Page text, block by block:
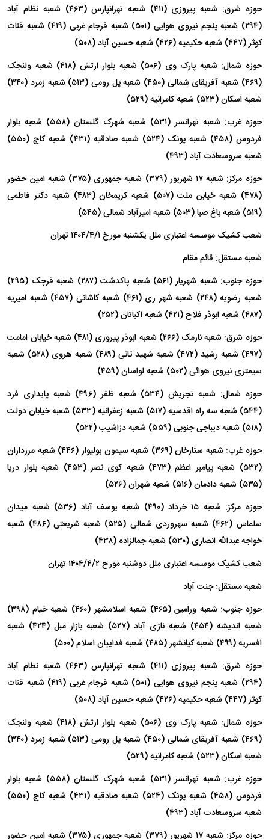
حوزه شرق: شعبه پیروزی (۴۱۱) شعبه تهرانپارس (۴۶۳) شعبه نظام آباد
(۲۹۴) شعبه پنجم نیروی هوایی (۵۰۱) شعبه فرجام غربی (۴۱۹) شعبه قنات
کوثر (۴۴۷) شعبه حکیمیه (۴۲۶) شعبه حسین آباد (۵۰۸)
حوزه شمال: شعبه پارک وی (۵۰۶) شعبه بلوار ارتش (۴۱۸) شعبه ولنجک
(۴۶۹) شعبه آفریقای شمالی (۴۵۰) شعبه پل رومی (۵۱۳) شعبه زمرد (۳۴۰)
شعبه اسکان (۵۲۳) شعبه کامرانیه (۵۲۹)
حوزه غرب: شعبه تهرانسر (۵۳۱) شعبه شهرک گلستان (۵۵۸) شعبه بلوار
فردوس (۴۵۸) شعبه پونک (۵۲۴) شعبه صادقیه (۴۳۱) شعبه کاج (۵۵۰)
شعبه سروسعادت آباد (۴۹۳)
حوزه مرکز: شعبه ۱۷ شهریور (۳۷۹) شعبه جمهوری (۳۷۵) شعبه امین حضور
(۴۷۸) شعبه خیابن ملت (۵۰۷) شعبه کریمخان (۴۸۳) شعبه دکتر فاطمی
(۵۱۹) شعبه باغ صبا (۵۰۳) شعبه امیرآباد شمالی (۵۴۵)
شعب کشیک موسسه اعتباری ملل یکشنبه مورخ ۱۴۰۴/۴/۱ تهران
شعبه مستقل: قائم مقام
حوزه جنوب: شعبه شهریار (۵۶۱) شعبه پاکدشت (۲۸۷) شعبه قرچک (۲۹۵)
شعبه رضویه (۲۴۸) شعبه شهر ری (۴۶۱) شعبه کاشانی (۴۵۷) شعبه امیریه
(۴۸۷) شعبه ابوذر فلاح (۴۲۱) شعبه اکباتان (۲۵۲)
حوزه شرق: شعبه نارمک (۲۶۶) شعبه ابوذر پیروزی (۴۸۱) شعبه خیابان امامت
(۴۹۷) شعبه رشید (۴۷۲) شعبه شهید ثانی (۴۸۹) شعبه هروی (۵۲۸) شعبه
سیمتری نیروی هوائی (۵۰۲) شعبه لواسان (۴۵۹)
حوزه شمال: شعبه تجریش (۵۳۴) شعبه ظفر (۴۹۶) شعبه پایداری فرد
(۵۴۴) شعبه سه راه اقدسیه (۵۱۷) شعبه زعفرانیه (۵۳۳) شعبه خیابان دولت
(۵۱۸) شعبه دیباجی جنوبی (۵۵۹) شعبه دزاشیب (۵۲۲)
حوزه غرب: شعبه ستارخان (۳۶۹) شعبه سیمون بولیوار (۴۴۶) شعبه مرزداران
(۵۳۲) شعبه پیامبر اعظم (۴۷۳) شعبه کوی نصر (۴۵۳) شعبه بلوار دریا
(۵۳۵) شعبه دادمان (۵۱۶) شعبه شهران (۵۲۶)
حوزه مرکز: شعبه ۱۵ خرداد (۴۹۰) شعبه یوسف آباد (۵۳۶) شعبه میدان
سلماس (۴۶۲) شعبه سهروردی شمالی (۵۲۵) شعبه شریعتی (۴۸۶) شعبه
خواجه عبدالله انصاری (۵۳۰) شعبه جمالزاده (۴۳۸)
شعب کشیک موسسه اعتباری ملل دوشنبه مورخ ۱۴۰۴/۴/۲ تهران
شعبه مستقل: جنت آباد
حوزه جنوب: شعبه ورامین (۴۶۵) شعبه اسلامشهر (۴۶۰) شعبه خیام (۳۹۸)
شعبه اندیشه (۴۵۴) شعبه نازی آباد (۵۲۷) شعبه بازار مبل (۴۲۴) شعبه
افسریه (۴۹۹) شعبه کیانشهر (۴۸۵) شعبه فداییان اسلام (۵۰۰)
حوزه شرق: شعبه پیروزی (۴۱۱) شعبه تهرانپارس (۴۶۳) شعبه نظام آباد
(۲۹۴) شعبه پنجم نیروی هوایی (۵۰۱) شعبه فرجام غربی (۴۱۹) شعبه قنات
کوثر (۴۴۷) شعبه حکیمیه (۴۲۶) شعبه حسین آباد (۵۰۸)
حوزه شمال: شعبه پارک وی (۵۰۶) شعبه بلوار ارتش (۴۱۸) شعبه ولنجک
(۴۶۹) شعبه آفریقای شمالی (۴۵۰) شعبه پل رومی (۵۱۳) شعبه زمرد (۳۴۰)
شعبه اسکان (۵۲۳) شعبه کامرانیه (۵۲۹)
حوزه غرب: شعبه تهرانسر (۵۳۱) شعبه شهرک گلستان (۵۵۸) شعبه بلوار
فردوس (۴۵۸) شعبه پونک (۵۲۴) شعبه صادقیه (۴۳۱) شعبه کاج (۵۵۰)
شعبه سروسعادت آباد (۴۹۳)
حوزه مرکز: شعبه ۱۷ شهریور (۳۷۹) شعبه جمهوری (۳۷۵) شعبه امین حضور